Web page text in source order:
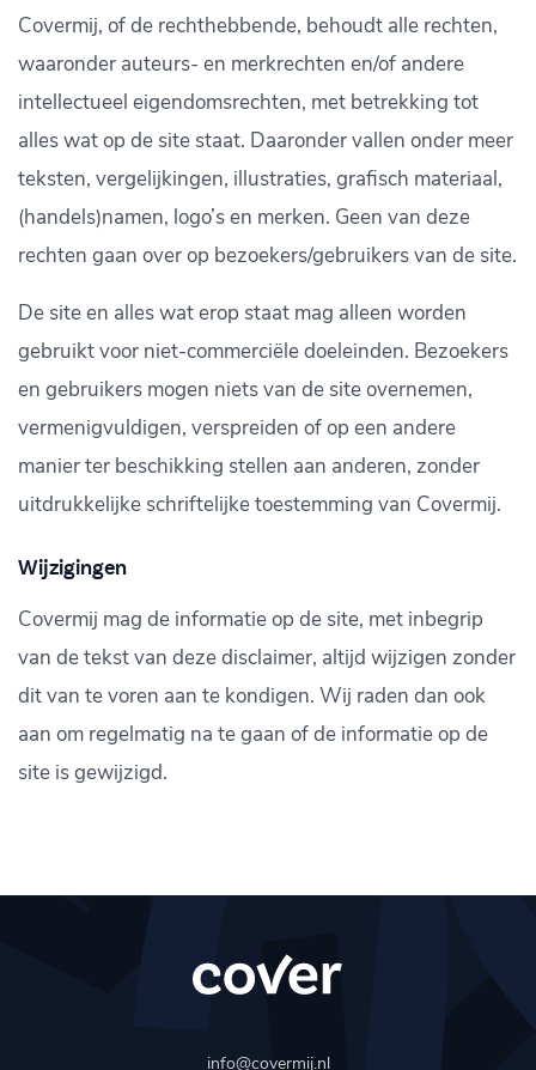
Covermij, of de rechthebbende, behoudt alle rechten,
waaronder auteurs- en merkrechten en/of andere
intellectueel eigendomsrechten, met betrekking tot
alles wat op de site staat. Daaronder vallen onder meer
teksten, vergelijkingen, illustraties, grafisch materiaal,
(handels)namen, logo’s en merken. Geen van deze
rechten gaan over op bezoekers/gebruikers van de site.
De site en alles wat erop staat mag alleen worden
gebruikt voor niet-commerciële doeleinden. Bezoekers
en gebruikers mogen niets van de site overnemen,
vermenigvuldigen, verspreiden of op een andere
manier ter beschikking stellen aan anderen, zonder
uitdrukkelijke schriftelijke toestemming van Covermij.
Wijzigingen
Covermij mag de informatie op de site, met inbegrip
van de tekst van deze disclaimer, altijd wijzigen zonder
dit van te voren aan te kondigen. Wij raden dan ook
aan om regelmatig na te gaan of de informatie op de
site is gewijzigd.
info@covermij.nl